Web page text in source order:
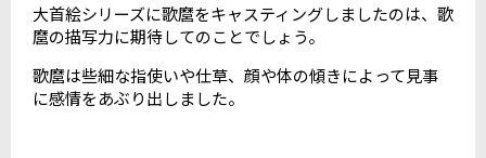
大首絵シリーズに歌麿をキャスティングしましたのは、歌
麿の描写力に期待してのことでしょう。
歌麿は些細な指使いや仕草、顔や体の傾きによって見事
に感情をあぶり出しました。